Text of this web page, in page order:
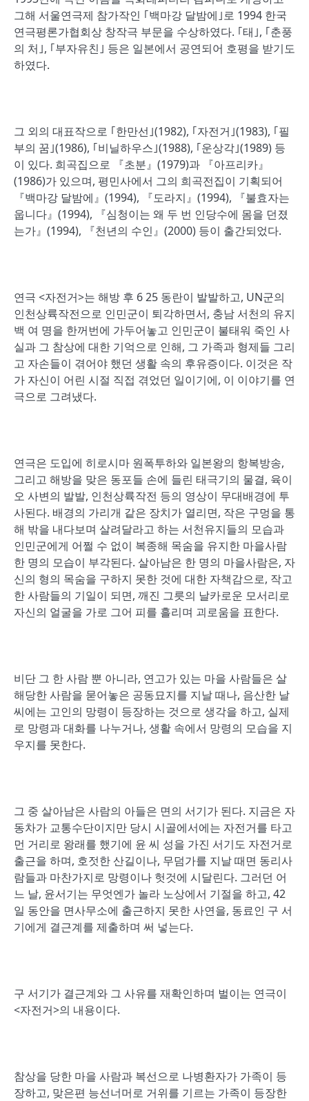
그해 서울연극제 참가작인 ｢백마강 달밤에｣로 1994 한국
연극평론가협회상 창작극 부문을 수상하였다. ｢태｣, ｢춘풍
의 처｣, ｢부자유친｣ 등은 일본에서 공연되어 호평을 받기도
하였다.
그 외의 대표작으로 ｢한만선｣(1982), ｢자전거｣(1983), ｢필
부의 꿈｣(1986), ｢비닐하우스｣(1988), ｢운상각｣(1989) 등
이 있다. 희곡집으로 『초분』(1979)과 『아프리카』
(1986)가 있으며, 평민사에서 그의 희곡전집이 기획되어
『백마강 달밤에』(1994), 『도라지』(1994), 『불효자는
웁니다』(1994), 『심청이는 왜 두 번 인당수에 몸을 던졌
는가』(1994), 『천년의 수인』(2000) 등이 출간되었다.
연극 <자전거>는 해방 후 6 25 동란이 발발하고, UN군의
인천상륙작전으로 인민군이 퇴각하면서, 충남 서천의 유지
백 여 명을 한꺼번에 가두어놓고 인민군이 불태워 죽인 사
실과 그 참상에 대한 기억으로 인해, 그 가족과 형제들 그리
고 자손들이 겪어야 했던 생활 속의 후유증이다. 이것은 작
가 자신이 어린 시절 직접 겪었던 일이기에, 이 이야기를 연
극으로 그려냈다.
연극은 도입에 히로시마 원폭투하와 일본왕의 항복방송,
그리고 해방을 맞은 동포들 손에 들린 태극기의 물결, 육이
오 사변의 발발, 인천상륙작전 등의 영상이 무대배경에 투
사된다. 배경의 가리개 같은 장치가 열리면, 작은 구멍을 통
해 밖을 내다보며 살려달라고 하는 서천유지들의 모습과
인민군에게 어쩔 수 없이 복종해 목숨을 유지한 마을사람
한 명의 모습이 부각된다. 살아남은 한 명의 마을사람은, 자
신의 형의 목숨을 구하지 못한 것에 대한 자책감으로, 작고
한 사람들의 기일이 되면, 깨진 그릇의 날카로운 모서리로
자신의 얼굴을 가로 그어 피를 흘리며 괴로움을 표한다.
비단 그 한 사람 뿐 아니라, 연고가 있는 마을 사람들은 살
해당한 사람을 묻어놓은 공동묘지를 지날 때나, 음산한 날
씨에는 고인의 망령이 등장하는 것으로 생각을 하고, 실제
로 망령과 대화를 나누거나, 생활 속에서 망령의 모습을 지
우지를 못한다.
그 중 살아남은 사람의 아들은 면의 서기가 된다. 지금은 자
동차가 교통수단이지만 당시 시골에서에는 자전거를 타고
먼 거리로 왕래를 했기에 윤 씨 성을 가진 서기도 자전거로
출근을 하며, 호젓한 산길이나, 무덤가를 지날 때면 동리사
람들과 마찬가지로 망령이나 헛것에 시달린다. 그러던 어
느 날, 윤서기는 무엇엔가 놀라 노상에서 기절을 하고, 42
일 동안을 면사무소에 출근하지 못한 사연을, 동료인 구 서
기에게 결근계를 제출하며 써 넣는다.
구 서기가 결근계와 그 사유를 재확인하며 벌이는 연극이
<자전거>의 내용이다.
참상을 당한 마을 사람과 복선으로 나병환자가 가족이 등
장하고, 맞은편 능선너머로 거위를 기르는 가족이 등장한